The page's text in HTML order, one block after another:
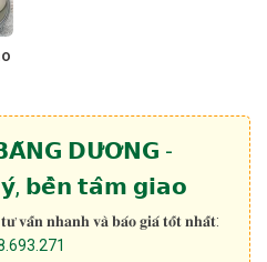
𝗗𝗨̛𝗢̛𝗡𝗚 -
𝗯𝗲̂̀𝗻 𝘁𝗮̂𝗺 𝗴𝗶𝗮𝗼
𝐯𝐚̂́𝐧 𝐧𝐡𝐚𝐧𝐡 𝐯𝐚̀ 𝐛𝐚́𝐨 𝐠𝐢𝐚́ 𝐭𝐨̂́𝐭 𝐧𝐡𝐚̂́𝐭: